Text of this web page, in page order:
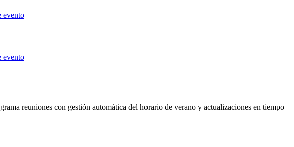
evento
evento
reuniones con gestión automática del horario de verano y actualizaciones en tiempo